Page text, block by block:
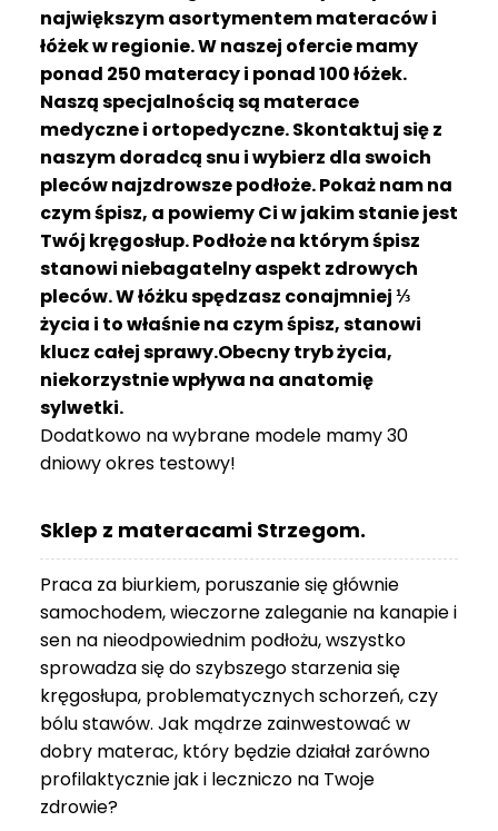
największym asortymentem materaców i
łóżek w regionie. W naszej ofercie mamy
ponad 250 materacy i ponad 100 łóżek.
Naszą specjalnością są materace
medyczne i ortopedyczne. Skontaktuj się z
naszym doradcą snu i wybierz dla swoich
pleców najzdrowsze podłoże. Pokaż nam na
czym śpisz, a powiemy Ci w jakim stanie jest
Twój kręgosłup. Podłoże na którym śpisz
stanowi niebagatelny aspekt zdrowych
pleców. W łóżku spędzasz conajmniej ⅓
życia i to właśnie na czym śpisz, stanowi
klucz całej sprawy.Obecny tryb życia,
niekorzystnie wpływa na anatomię
sylwetki.
Dodatkowo na wybrane modele mamy 30
dniowy okres testowy!
Sklep z materacami Strzegom.
Praca za biurkiem, poruszanie się głównie
samochodem, wieczorne zaleganie na kanapie i
sen na nieodpowiednim podłożu, wszystko
sprowadza się do szybszego starzenia się
kręgosłupa, problematycznych schorzeń, czy
bólu stawów. Jak mądrze zainwestować w
dobry materac, który będzie działał zarówno
profilaktycznie jak i leczniczo na Twoje
zdrowie?